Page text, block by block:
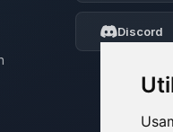
Discord
moveré mis
ayudarte.
07/08/2026 17:00